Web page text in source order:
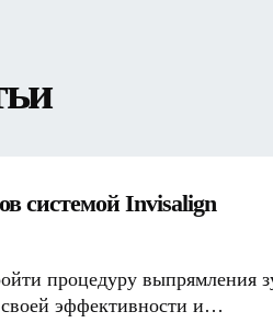
системой Invisalign
процедуру выпрямления
своей эффективности и…